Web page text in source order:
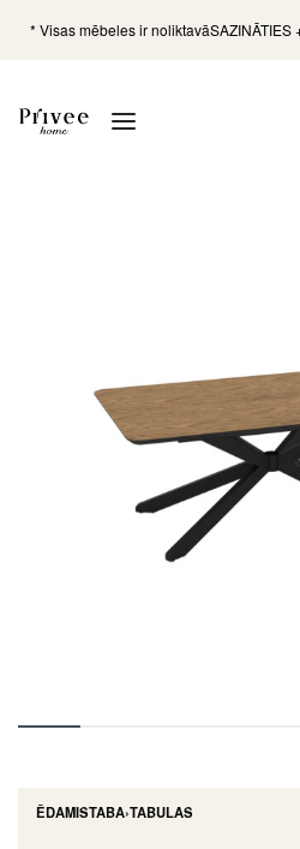
* Visas mēbeles ir noliktavāSAZINĀTIES
ĒDAMISTABA›TABULAS